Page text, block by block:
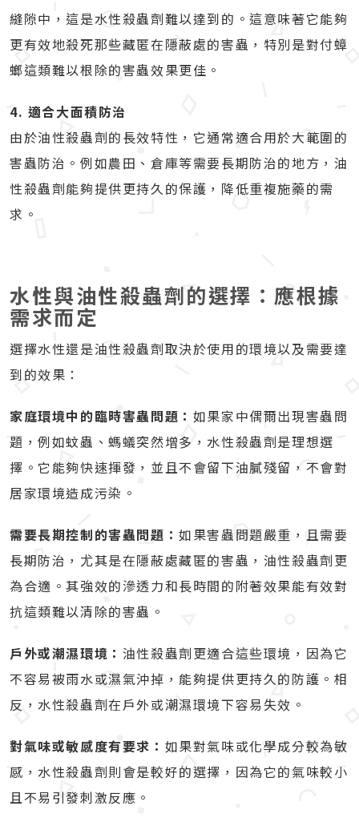
縫隙中，這是水性殺蟲劑難以達到的。這意味著它能夠
更有效地殺死那些藏匿在隱蔽處的害蟲，特別是對付蟑
螂這類難以根除的害蟲效果更佳。
4. 適合大面積防治
由於油性殺蟲劑的長效特性，它通常適合用於大範圍的
害蟲防治。例如農田、倉庫等需要長期防治的地方，油
性殺蟲劑能夠提供更持久的保護，降低重複施藥的需
求。
水性與油性殺蟲劑的選擇：應根據
需求而定
選擇水性還是油性殺蟲劑取決於使用的環境以及需要達
到的效果：
家庭環境中的臨時害蟲問題： 如果家中偶爾出現害蟲問
題，例如蚊蟲、螞蟻突然增多，水性殺蟲劑是理想選
擇。它能夠快速揮發，並且不會留下油膩殘留，不會對
居家環境造成污染。
需要長期控制的害蟲問題：如果害蟲問題嚴重，且需要
長期防治，尤其是在隱蔽處藏匿的害蟲，油性殺蟲劑更
為合適。其強效的滲透力和長時間的附著效果能有效對
抗這類難以清除的害蟲。
戶外或潮濕環境： 油性殺蟲劑更適合這些環境，因為它
不容易被雨水或濕氣沖掉，能夠提供更持久的防護。相
反，水性殺蟲劑在戶外或潮濕環境下容易失效。
對氣味或敏感度有要求： 如果對氣味或化學成分較為敏
感，水性殺蟲劑則會是較好的選擇，因為它的氣味較小
且不易引發刺激反應。